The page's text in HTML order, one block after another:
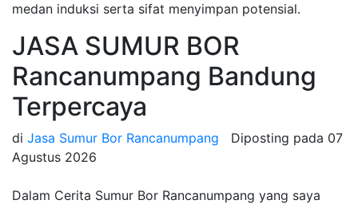
medan induksi serta sifat menyimpan potensial.
JASA SUMUR BOR
Rancanumpang Bandung
Terpercaya
di Jasa Sumur Bor Rancanumpang Diposting pada 07
Agustus 2026
Dalam Cerita Sumur Bor Rancanumpang yang saya